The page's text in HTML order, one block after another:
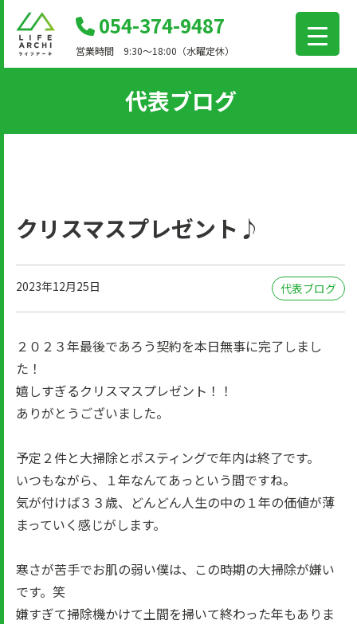
054-374-9487
営業時間 9:30～18:00（水曜定休）
代表ブログ
クリスマスプレゼント♪
2023年12月25日 代表ブログ
２０２３年最後であろう契約を本日無事に完了しまし
た！
嬉しすぎるクリスマスプレゼント！！
ありがとうございました。
予定２件と大掃除とポスティングで年内は終了です。
いつもながら、１年なんてあっという間ですね。
気が付けば３３歳、どんどん人生の中の１年の価値が薄
まっていく感じがします。
寒さが苦手でお肌の弱い僕は、この時期の大掃除が嫌い
です。笑
嫌すぎて掃除機かけて土間を掃いて終わった年もありま